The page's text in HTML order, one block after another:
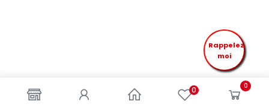
0 0
Rappelez
moi